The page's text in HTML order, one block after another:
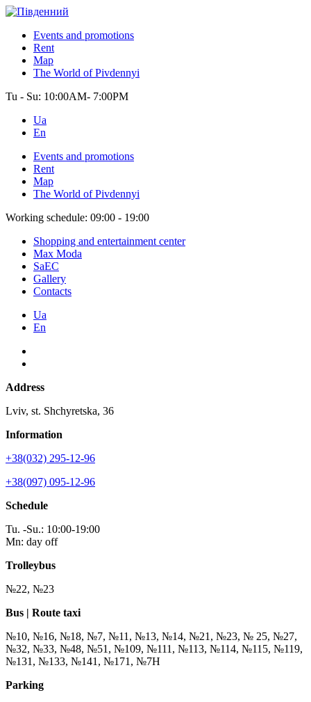
Events and promotions
Rent
Map
The World of Pivdennyi
Tu - Su: 10:00AM- 7:00PM
Ua
En
Events and promotions
Rent
Map
The World of Pivdennyi
Working schedule: 09:00 - 19:00
Shopping and entertainment center
Max Moda
SaEC
Gallery
Contacts
Ua
En
Address
Lviv, st. Shchyretska, 36
Information
+38(032) 295-12-96
+38(097) 095-12-96
Schedule
Tu. -Su.: 10:00-19:00
Mn: day off
Trolleybus
№22, №23
Bus | Route taxi
№10, №16, №18, №7, №11, №13, №14, №21, №23, № 25, №27,
№32, №33, №48, №51, №109, №111, №113, №114, №115, №119,
№131, №133, №141, №171, №7Н
Parking